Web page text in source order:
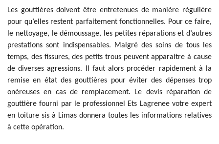
Les gouttières doivent être entretenues de manière régulière
pour qu’elles restent parfaitement fonctionnelles. Pour ce faire,
le nettoyage, le démoussage, les petites réparations et d’autres
prestations sont indispensables. Malgré des soins de tous les
temps, des fissures, des petits trous peuvent apparaitre à cause
de diverses agressions. Il faut alors procéder rapidement à la
remise en état des gouttières pour éviter des dépenses trop
onéreuses en cas de remplacement. Le devis réparation de
gouttière fourni par le professionnel Ets Lagrenee votre expert
en toiture sis à Limas donnera toutes les informations relatives
à cette opération.